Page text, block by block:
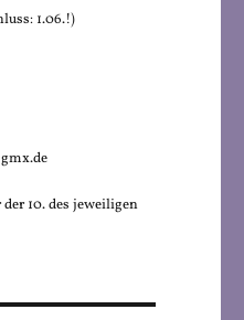
1.06.!)
10. des jeweiligen